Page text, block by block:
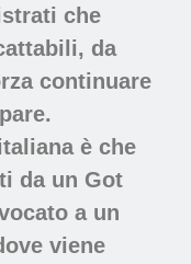
che
da
continuare
è che
da un Got
a un
viene